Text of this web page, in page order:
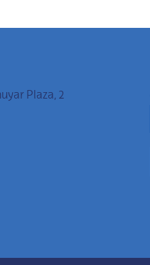
Plaza, 2